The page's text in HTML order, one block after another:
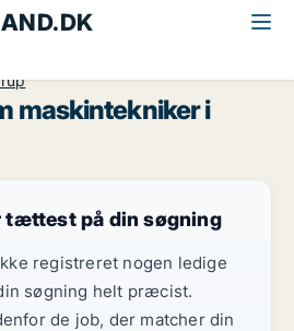
maskintekniker i
tættest på din søgning
registreret nogen ledige
søgning helt præcist.
de job, der matcher din